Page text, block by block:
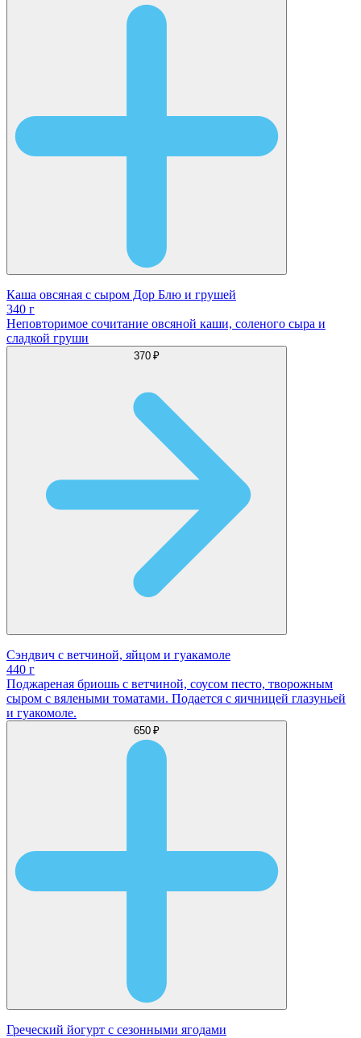
Каша овсяная с сыром Дор Блю и грушей
340 г
Неповторимое сочитание овсяной каши, соленого сыра и
сладкой груши
370 ₽
Сэндвич с ветчиной, яйцом и гуакамоле
440 г
Поджареная бриошь с ветчиной, соусом песто, творожным
сыром с вялеными томатами. Подается с яичницей глазуньей
и гуакомоле.
650 ₽
Греческий йогурт с сезонными ягодами